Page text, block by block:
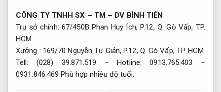
sắm muốn nhà sản xuất áo mưa xin hãy địa chỉ
Bình Tiếnđể được cung cấp phải chăng nhất.
CÔNG TY TNHH SX – TM – DV BÌNH TIẾN
Trụ sở chính: 67/450B Phan Huy Ích, P.12, Q. Gò Vấp, TP.
HCM